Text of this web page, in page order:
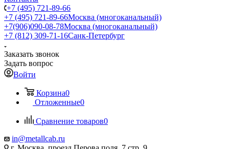
+7 (495) 721-89-66
+7 (495) 721-89-66Москва (многоканальный)
+7(906)090-08-78Москва (многоканальный)
+7 (812) 309-71-16Санк-Петербург
Заказать звонок
Задать вопрос
Войти
Корзина0
Отложенные0
Сравнение товаров0
in@metallcab.ru